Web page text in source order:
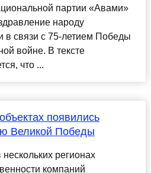
партии «Авами»
народу
в связи с 75-летием Победы
войне. В тексте
что ...
появились
Великой Победы
регионах
компаний